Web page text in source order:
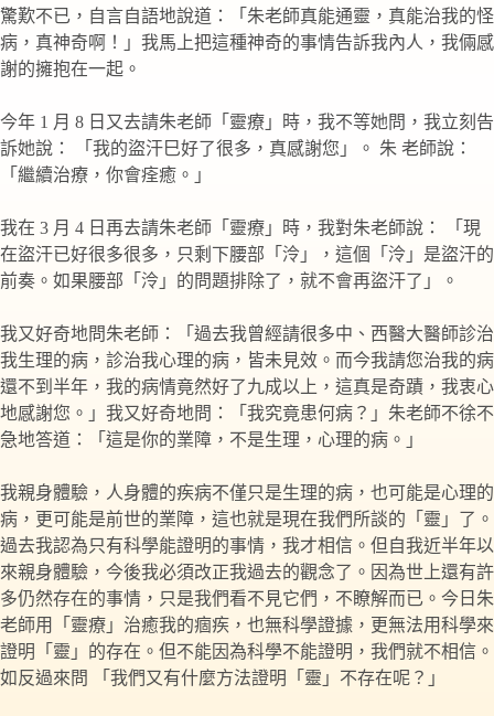
驚歎不已，自言自語地說道：「朱老師真能通靈，真能治我的怪
病，真神奇啊！」我馬上把這種神奇的事情告訴我內人，我倆感
謝的擁抱在一起。
今年 1 月 8 日又去請朱老師「靈療」時，我不等她問，我立刻告
訴她說： 「我的盜汗巳好了很多，真感謝您」。 朱 老師說：
「繼續治療，你會痊癒。」
我在 3 月 4 日再去請朱老師「靈療」時，我對朱老師說： 「現
在盜汗已好很多很多，只剩下腰部「泠」，這個「泠」是盜汗的
前奏。如果腰部「泠」的問題排除了，就不會再盜汗了」。
我又好奇地問朱老師：「過去我曾經請很多中、西醫大醫師診治
我生理的病，診治我心理的病，皆未見效。而今我請您治我的病
還不到半年，我的病情竟然好了九成以上，這真是奇蹟，我衷心
地感謝您。」我又好奇地問：「我究竟患何病？」朱老師不徐不
急地答道：「這是你的業障，不是生理，心理的病。」
我親身體驗，人身體的疾病不僅只是生理的病，也可能是心理的
病，更可能是前世的業障，這也就是現在我們所談的「靈」了。
過去我認為只有科學能證明的事情，我才相信。但自我近半年以
來親身體驗，今後我必須改正我過去的觀念了。因為世上還有許
多仍然存在的事情，只是我們看不見它們，不瞭解而已。今日朱
老師用「靈療」治癒我的痼疾，也無科學證據，更無法用科學來
證明「靈」的存在。但不能因為科學不能證明，我們就不相信。
如反過來問 「我們又有什麼方法證明「靈」不存在呢？」